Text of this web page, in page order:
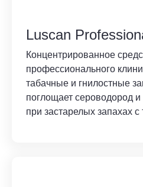
Luscan
Концентрированное
профессионального
табачные и гнилостные
поглощает сероводород
при застарелых запахах с